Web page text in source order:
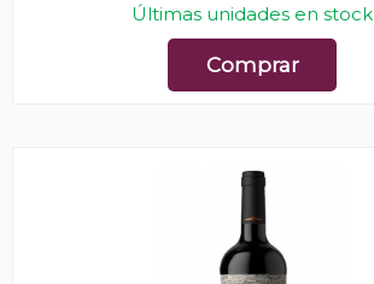
Últimas unidades en stock
Comprar